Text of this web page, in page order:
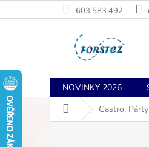
na
603 583 492
NOVINKY 2026
Domů Gastro, Párty